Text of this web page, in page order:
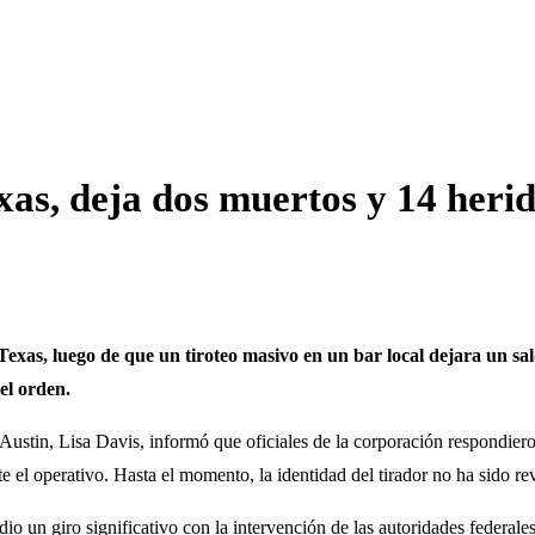
deja dos muertos y 14
luego de que un tiroteo masivo en un bar local dejara un
orden.
Lisa Davis, informó que oficiales de la corporación
el operativo. Hasta el momento, la identidad del tirador no ha sido
un giro significativo con la intervención de las autoridades